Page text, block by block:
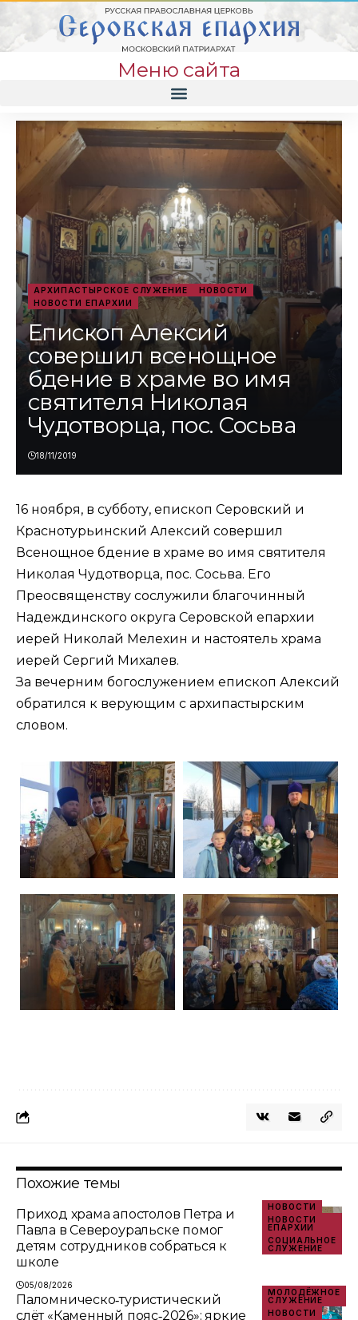
Меню сайта
АРХИПАСТЫРСКОЕ СЛУЖЕНИЕ
НОВОСТИ
НОВОСТИ ЕПАРХИИ
Епископ Алексий
совершил всенощное
бдение в храме во имя
святителя Николая
Чудотворца, пос. Сосьва
18/11/2019
16 ноября, в субботу, епископ Серовский и
Краснотурьинский Алексий совершил
Всенощное бдение в храме во имя святителя
Николая Чудотворца, пос. Сосьва. Его
Преосвященству сослужили благочинный
Надеждинского округа Серовской епархии
иерей Николай Мелехин и настоятель храма
иерей Сергий Михалев.
За вечерним богослужением епископ Алексий
обратился к верующим с архипастырским
словом.
Похожие темы
НОВОСТИ
НОВОСТИ
ЕПАРХИИ
СОЦИАЛЬНОЕ
СЛУЖЕНИЕ
Приход храма апостолов Петра и
Павла в Североуральске помог
детям сотрудников собраться к
школе
05/08/2026
МОЛОДЁЖНОЕ
СЛУЖЕНИЕ
НОВОСТИ
Паломническо‑туристический
слёт «Каменный пояс‑2026»: яркие